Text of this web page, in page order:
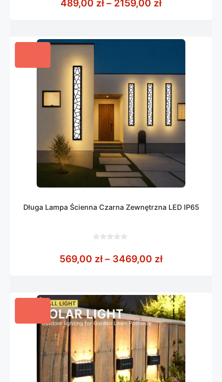
5
489,00 zł – 2159,00 zł
Długa Lampa Ścienna Czarna Zewnętrzna LED IP65
5
569,00 zł – 3469,00 złZakres cen: